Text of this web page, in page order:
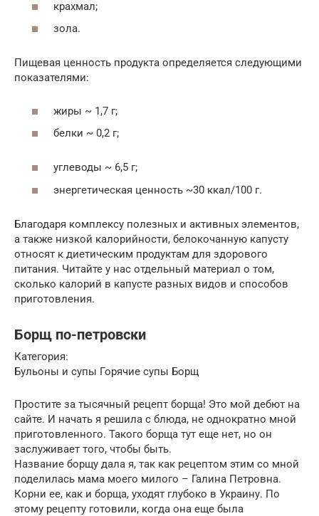
крахмал;
зола.
Пищевая ценность продукта определяется следующими
показателями:
жиры ~ 1,7 г;
белки ~ 0,2 г;
углеводы ~ 6,5 г;
энергетическая ценность ~30 ккал/100 г.
Благодаря комплексу полезных и активных элементов,
а также низкой калорийности, белокочанную капусту
относят к диетическим продуктам для здорового
питания. Читайте у нас отдельный материал о том,
сколько калорий в капусте разных видов и способов
приготовления.
Борщ по-петровски
Категория:
Бульоны и супы Горячие супы Борщ
Простите за тысячный рецепт борща! Это мой дебют на
сайте. И начать я решила с блюда, не однократно мной
приготовленного. Такого борща тут еще нет, но он
заслуживает того, чтобы быть.
Название борщу дала я, так как рецептом этим со мной
поделилась мама моего милого – Галина Петровна.
Корни ее, как и борща, уходят глубоко в Украину. По
этому рецепту готовили, когда она еще была